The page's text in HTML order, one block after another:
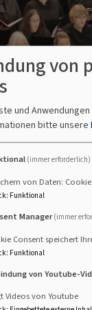
Zeit
die
weiterhin
von
und
bitte unsere
(immer erforderlich)
von Daten:
: Funktional
Manager(immer
Consent speichert
: Funktional
von Youtube-
Videos von Youtube